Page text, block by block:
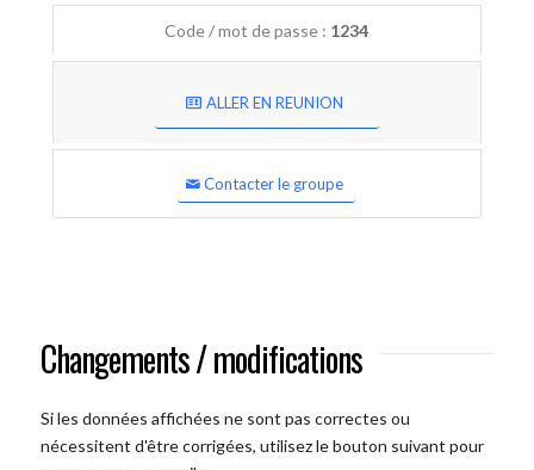
Code / mot de passe : 1234
ALLER EN REUNION
Contacter le groupe
Changements / modifications
Si les données affichées ne sont pas correctes ou
nécessitent d'être corrigées, utilisez le bouton suivant pour